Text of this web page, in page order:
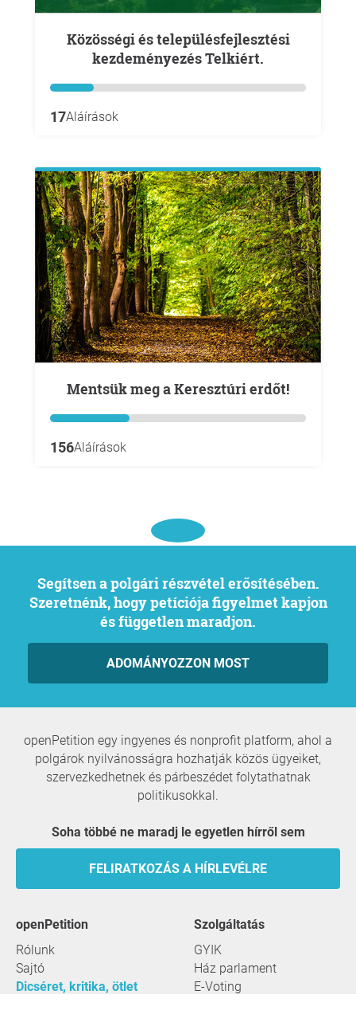
Közösségi és településfejlesztési
kezdeményezés Telkiért.
17Aláírások
Mentsük meg a Keresztúri erdőt!
156Aláírások
Segítsen a polgári részvétel erősítésében.
Szeretnénk, hogy petíciója figyelmet kapjon
és független maradjon.
ADOMÁNYOZZON MOST
openPetition egy ingyenes és nonprofit platform, ahol a
polgárok nyilvánosságra hozhatják közös ügyeiket,
szervezkedhetnek és párbeszédet folytathatnak
politikusokkal.
Soha többé ne maradj le egyetlen hírről sem
FELIRATKOZÁS A HÍRLEVÉLRE
openPetition
Rólunk
Sajtó
Dicséret, kritika, ötlet
szolgáltatás
GYIK
Ház parlament
E-Voting